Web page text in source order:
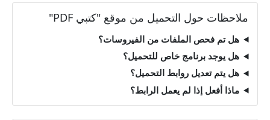
ملاحظات حول التحميل من موقع "كتبي PDF"
هل تم فحص الملفات من الفيروسات؟
هل يوجد برنامج خاص للتحميل؟
هل يتم تعديل روابط التحميل؟
ماذا أفعل إذا لم يعمل الرابط؟